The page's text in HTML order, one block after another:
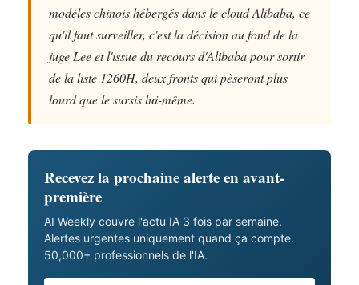
modèles chinois hébergés dans le cloud Alibaba, ce
qu'il faut surveiller, c'est la décision au fond de la
juge Lee et l'issue du recours d'Alibaba pour sortir
de la liste 1260H, deux fronts qui pèseront plus
lourd que le sursis lui-même.
Recevez la prochaine alerte en avant-
première
AI Weekly couvre l'actu IA 3 fois par semaine.
Alertes urgentes uniquement quand ça compte.
50,000+ professionnels de l'IA.